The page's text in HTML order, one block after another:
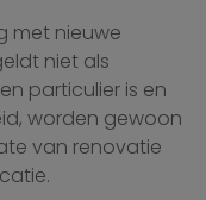
met nieuwe
niet als
particulier is en
worden gewoon
van renovatie